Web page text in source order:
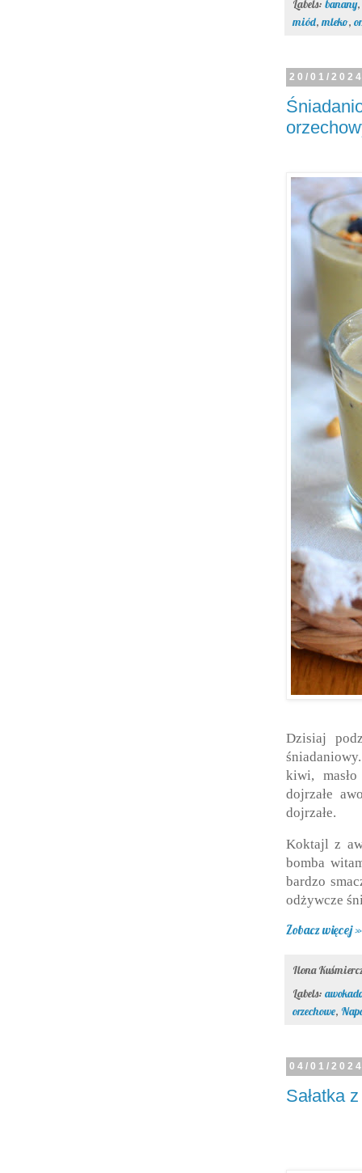
Labels: banany,
miód, mleko,
20/01/
Dzisiaj
kiwi,
dojrzałe
dojrzałe.
Koktajl z
bomba
bardzo
odżywcze
Zobacz więcej »
Ilona
Labels:
orzechowe,
04/01/
Sałatka